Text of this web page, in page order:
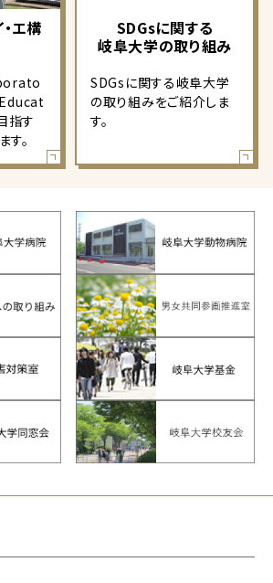
エ構
指す
。
SDGsに関する
岐阜大学の取り組み
SDGsに関する岐阜大学
の取り組みをご紹介しま
す。